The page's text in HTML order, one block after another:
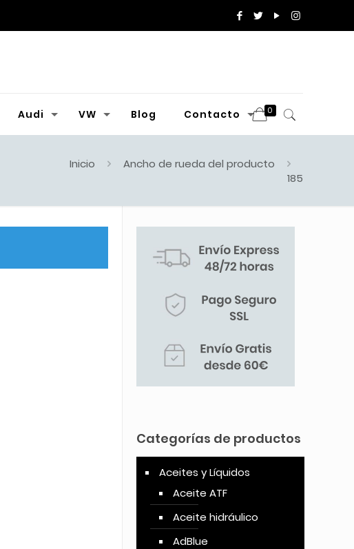
Audi VW Blog Contacto 0
Inicio
Ancho de rueda del producto
185
Categorías de productos
Aceites y Líquidos
Aceite ATF
Aceite hidráulico
AdBlue